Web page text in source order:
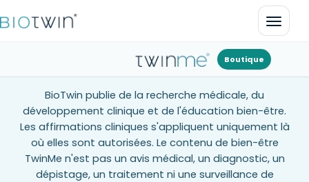
Boutique
BioTwin publie de la recherche médicale, du
développement clinique et de l'éducation bien-être.
Les affirmations cliniques s'appliquent uniquement là
où elles sont autorisées. Le contenu de bien-être
TwinMe n'est pas un avis médical, un diagnostic, un
dépistage, un traitement ni une surveillance de